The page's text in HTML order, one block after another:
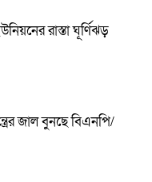
রাস্তা ঘূর্ণিঝড়
জাল বুনছে বিএনপি/